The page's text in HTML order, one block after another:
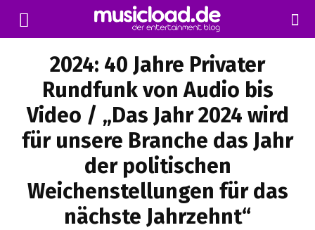
2024: 40 Jahre Privater
Rundfunk von Audio bis
Video / „Das Jahr 2024 wird
für unsere Branche das Jahr
der politischen
Weichenstellungen für das
nächste Jahrzehnt“